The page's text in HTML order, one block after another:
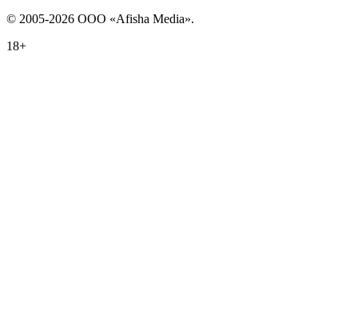
© 2005-2026 ООО «Afisha Media».
18+